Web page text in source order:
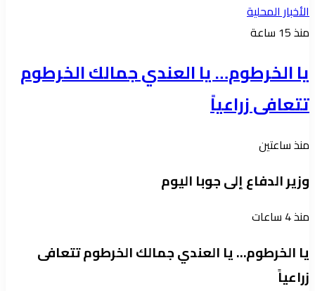
الأخبار المحلية
منذ 15 ساعة
يا الخرطوم… يا العندي جمالك الخرطوم
تتعافى زراعياً
منذ ساعتين
وزير الدفاع إلى جوبا اليوم
منذ 4 ساعات
يا الخرطوم… يا العندي جمالك الخرطوم تتعافى
زراعياً